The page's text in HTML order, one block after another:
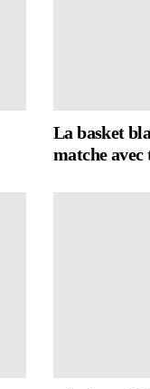
La basket
matche avec